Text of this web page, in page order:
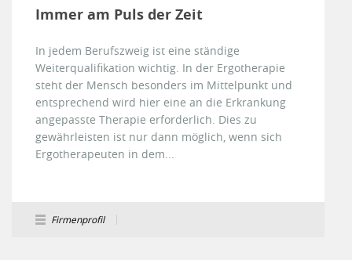
Immer am Puls der Zeit
In jedem Berufszweig ist eine ständige
Weiterqualifikation wichtig. In der Ergotherapie
steht der Mensch besonders im Mittelpunkt und
entsprechend wird hier eine an die Erkrankung
angepasste Therapie erforderlich. Dies zu
gewährleisten ist nur dann möglich, wenn sich
Ergotherapeuten in dem...
Firmenprofil